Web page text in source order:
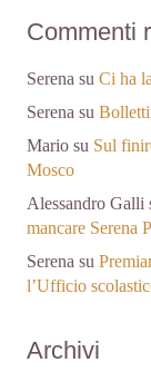
Commenti
Serena su Ci ha
Serena su
Mario su Sul
Mosco
Alessandro Galli
mancare Serena
Serena su
l’Ufficio
Archivi